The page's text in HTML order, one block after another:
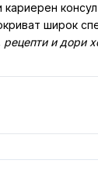
широк
рецепти и дори